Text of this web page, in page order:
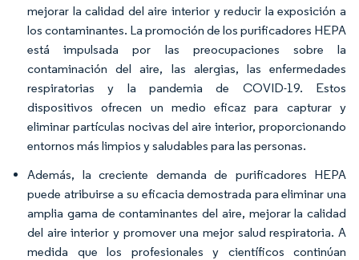
mejorar la calidad del aire interior y reducir la exposición a
los contaminantes. La promoción de los purificadores HEPA
está impulsada por las preocupaciones sobre la
contaminación del aire, las alergias, las enfermedades
respiratorias y la pandemia de COVID-19. Estos
dispositivos ofrecen un medio eficaz para capturar y
eliminar partículas nocivas del aire interior, proporcionando
entornos más limpios y saludables para las personas.
Además, la creciente demanda de purificadores HEPA
puede atribuirse a su eficacia demostrada para eliminar una
amplia gama de contaminantes del aire, mejorar la calidad
del aire interior y promover una mejor salud respiratoria. A
medida que los profesionales y científicos continúan